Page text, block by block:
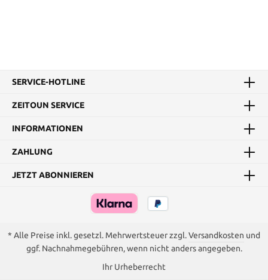
SERVICE-HOTLINE
ZEITOUN SERVICE
INFORMATIONEN
ZAHLUNG
JETZT ABONNIEREN
* Alle Preise inkl. gesetzl. Mehrwertsteuer zzgl.Versandkosten und
ggf. Nachnahmegebühren, wenn nicht anders angegeben.
Ihr Urheberrecht